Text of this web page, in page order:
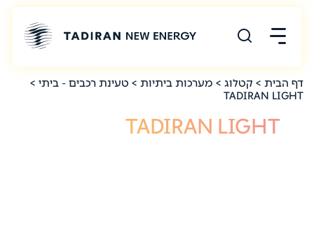
דף הבית > קטלוג > מערכות ביתיות > טעינת רכבים - ביתי >
TADIRAN LIGHT
TADIRAN LIGHT